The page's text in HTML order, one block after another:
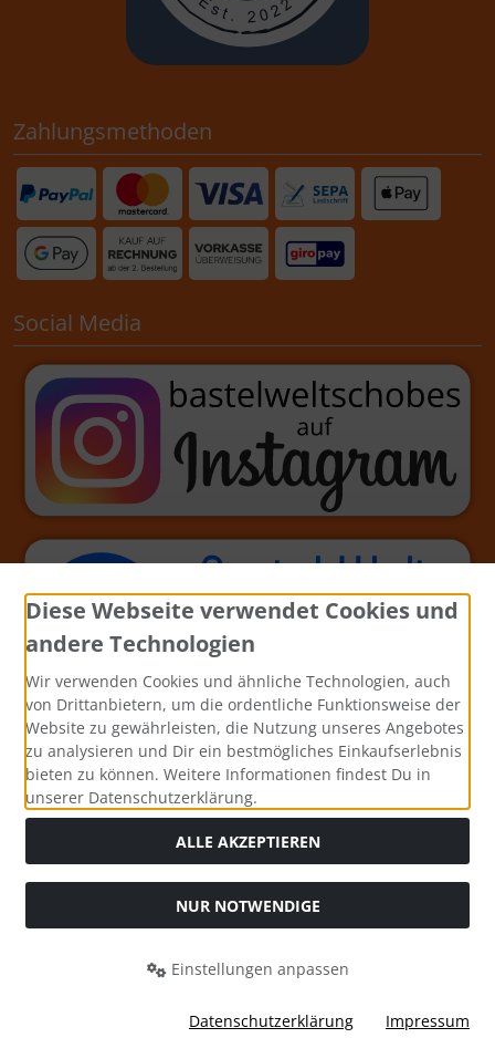
Zahlungsmethoden
Social Media
Alle Preise inkl. gesetzl. MwSt. zzgl.Versandkosten. Die
bei Bastel-Welt Schobes.
Diese Webseite verwendet Cookies und
andere Technologien
Wir verwenden Cookies und ähnliche Technologien, auch
von Drittanbietern, um die ordentliche Funktionsweise der
Website zu gewährleisten, die Nutzung unseres Angebotes
zu analysieren und Dir ein bestmögliches Einkaufserlebnis
bieten zu können. Weitere Informationen findest Du in
unserer Datenschutzerklärung.
ALLE AKZEPTIEREN
NUR NOTWENDIGE
Einstellungen anpassen
Datenschutzerklärung Impressum